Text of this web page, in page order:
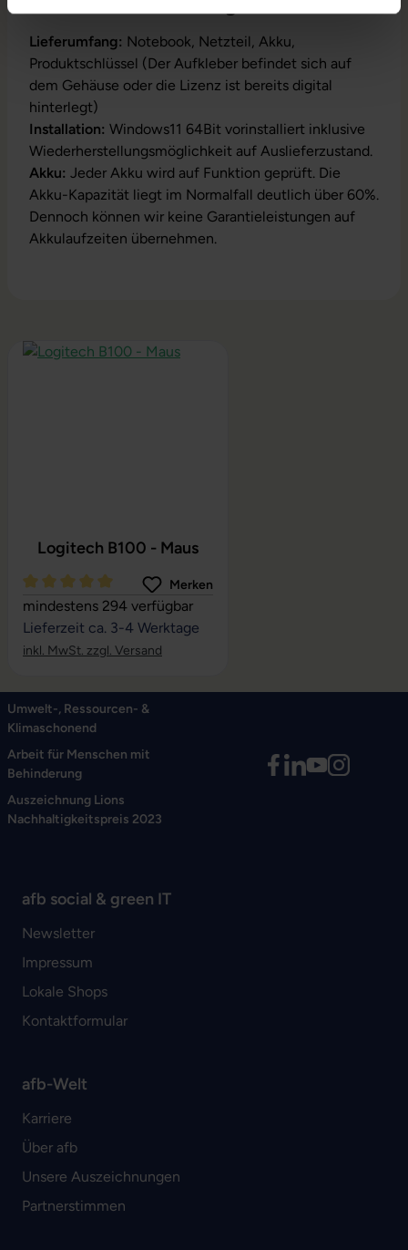
Lieferumfang: Notebook, Netzteil, Akku,
Produktschlüssel (Der Aufkleber befindet sich auf
dem Gehäuse oder die Lizenz ist bereits digital
hinterlegt)
Installation: Windows11 64Bit vorinstalliert inklusive
Wiederherstellungsmöglichkeit auf Auslieferzustand.
Akku: Jeder Akku wird auf Funktion geprüft. Die
Akku-Kapazität liegt im Normalfall deutlich über 60%.
Dennoch können wir keine Garantieleistungen auf
Akkulaufzeiten übernehmen.
Produktgalerie überspringen
Logitech B100 - Maus
Durchschnittliche Bewertung von 5 von 5 Sternen
Merken
mindestens 294 verfügbar
Lieferzeit ca. 3-4 Werktage
inkl. MwSt. zzgl. Versand
Umwelt-, Ressourcen- &
Klimaschonend
Arbeit für Menschen mit
Behinderung
Auszeichnung Lions
Nachhaltigkeitspreis 2023
afb social & green IT
Newsletter
Impressum
Lokale Shops
Kontaktformular
afb-Welt
Karriere
Über afb
Unsere Auszeichnungen
Partnerstimmen